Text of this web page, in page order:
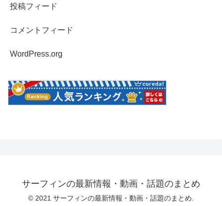
投稿フィード
コメントフィード
WordPress.org
サーフィンの最新情報・動画・話題のまとめ
© 2021 サーフィンの最新情報・動画・話題のまとめ.